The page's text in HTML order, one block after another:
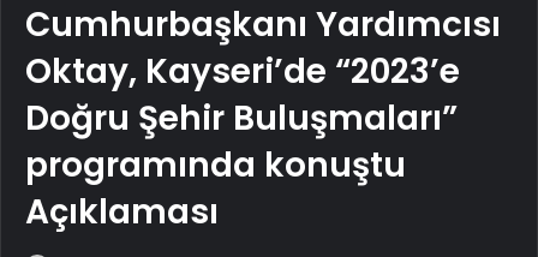
Cumhurbaşkanı Yardımcısı
Oktay, Kayseri’de “2023’e
Doğru Şehir Buluşmaları”
programında konuştu
Açıklaması